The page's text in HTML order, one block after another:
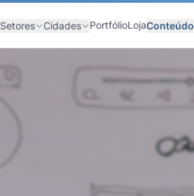
Setores Cidades PortfólioLojaConteúdo